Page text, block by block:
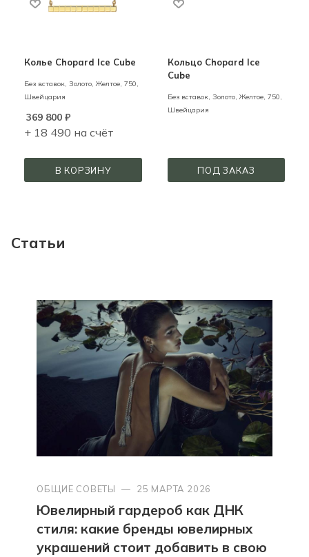
Колье Chopard Ice Cube
Без вставок, Золото, Желтое, 750,
Швейцария
369 800 ₽
+ 18 490 на счёт
В КОРЗИНУ
Кольцо Chopard Ice
Cube
Без вставок, Золото, Желтое, 750,
Швейцария
ПОД ЗАКАЗ
Статьи
ОБЩИЕ СОВЕТЫ — 25 МАРТА 2026
Ювелирный гардероб как ДНК
стиля: какие бренды ювелирных
украшений стоит добавить в свою